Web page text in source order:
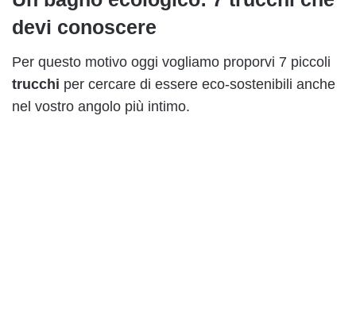
devi conoscere
Per questo motivo oggi vogliamo proporvi 7 piccoli
trucchi per cercare di essere eco-sostenibili anche
nel vostro angolo più intimo.